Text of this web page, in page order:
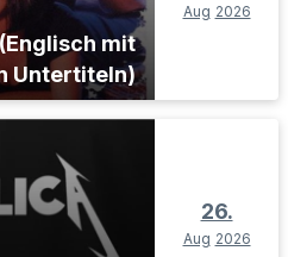
mit
Untertiteln)
Aug 2026
26.
Aug 2026